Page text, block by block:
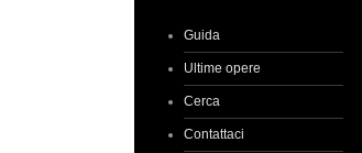
Guida
Ultime opere
Cerca
Contattaci